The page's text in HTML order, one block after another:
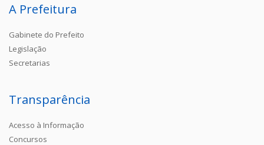
A Prefeitura
Gabinete do Prefeito
Legislação
Secretarias
Transparência
Acesso à Informação
Concursos